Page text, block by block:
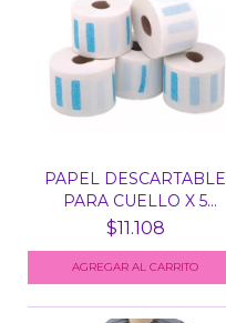
PAPEL DESCARTABLE
PARA CUELLO X 5
ROLLOS...
$11.108